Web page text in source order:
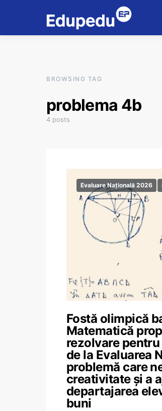
BROWSING TAG
problema 4b
4 posts
Evaluare Națională 2026
Fostă olimpică
Matematică
rezolvare
de la Evaluarea
problemă care
creativitate și a
departajarea
buni